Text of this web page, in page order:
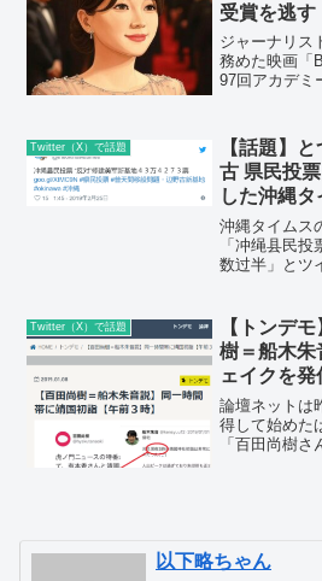
受賞を逃す
ジャーナリス
務めた映画「
97回アカデミ
カ・ロサン
で...
Twitter（X）で話題
【話題】
古 県民投
した沖縄タ
沖縄タイムス
「冲绳县民投
数过半」とツ
投票」の結
トしています
Twitter（X）で話題
【トンデ
樹＝船木朱
ェイクを発
論壇ネットは
得して始めた
「百田尚樹さ
以下略ちゃん